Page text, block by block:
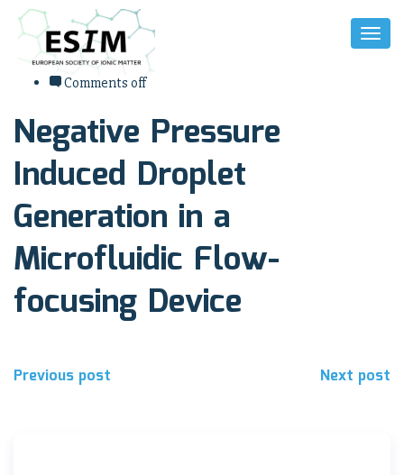
Toggle
août 10, 2017
Comments off
Negative Pressure
Induced Droplet
Generation in a
Microfluidic Flow-
focusing Device
Navigation
Previous post Next post